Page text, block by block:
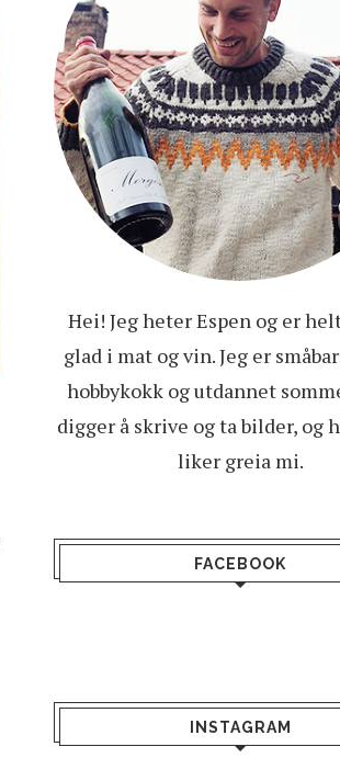
Hei! Jeg heter Espen og er
glad i mat og vin. Jeg er
hobbykokk og utdannet
digger å skrive og ta bilder, og
liker greia mi.
FACEBOOK
INSTAGRAM